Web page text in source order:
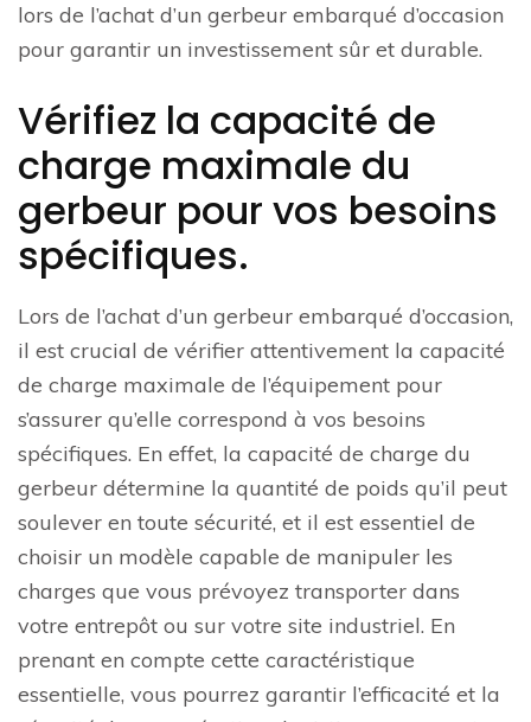
lors de l’achat d’un gerbeur embarqué d’occasion
pour garantir un investissement sûr et durable.
Vérifiez la capacité de
charge maximale du
gerbeur pour vos besoins
spécifiques.
Lors de l’achat d’un gerbeur embarqué d’occasion,
il est crucial de vérifier attentivement la capacité
de charge maximale de l’équipement pour
s’assurer qu’elle correspond à vos besoins
spécifiques. En effet, la capacité de charge du
gerbeur détermine la quantité de poids qu’il peut
soulever en toute sécurité, et il est essentiel de
choisir un modèle capable de manipuler les
charges que vous prévoyez transporter dans
votre entrepôt ou sur votre site industriel. En
prenant en compte cette caractéristique
essentielle, vous pourrez garantir l’efficacité et la